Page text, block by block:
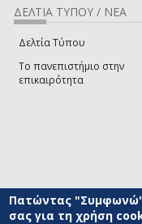
ΔΕΛΤΙΑ ΤΥΠΟΥ / ΝΕΑ
Δελτία Τύπου
Το πανεπιστήμιο στην
επικαιρότητα
Πατώντας
σας για τη χρήση